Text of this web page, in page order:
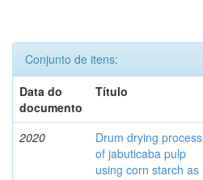
Conjunto de itens:
Data do
documento
Título
2020
Drum drying process
of jabuticaba pulp
using corn starch as